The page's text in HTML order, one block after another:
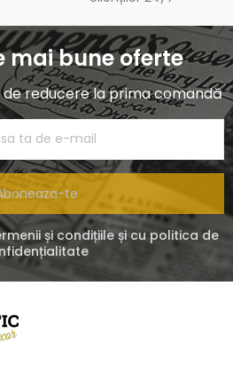
mai bune oferte
de reducere la prima comandă
te
și condițiile și cu politica de